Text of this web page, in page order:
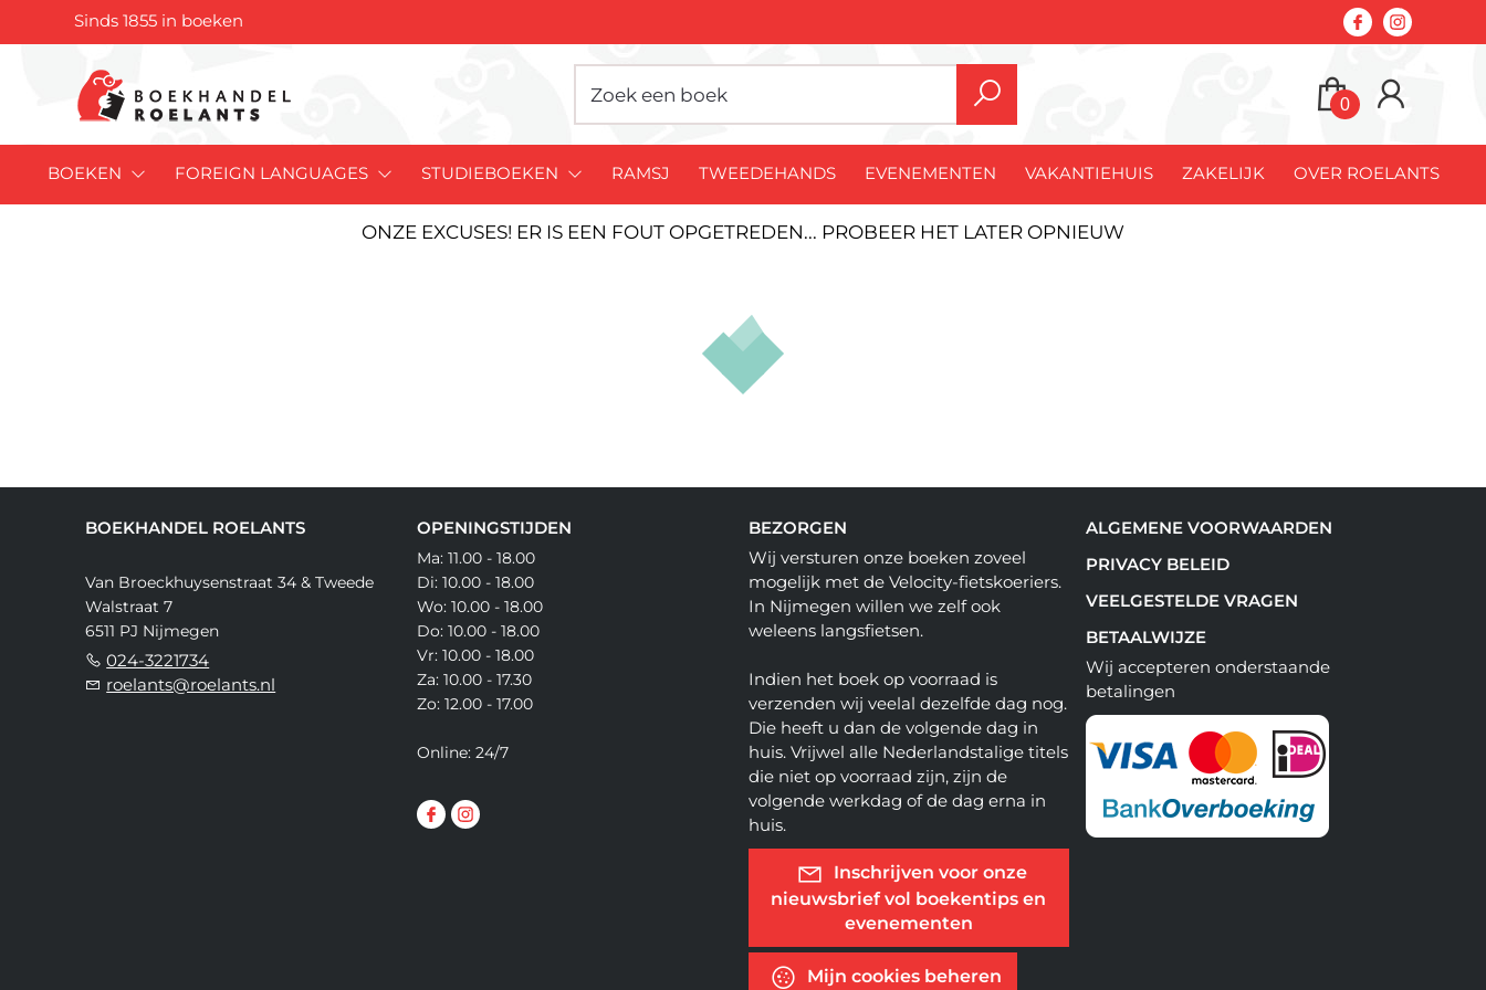
Sinds 1855 in boeken
0
BOEKEN FOREIGN LANGUAGES STUDIEBOEKEN RAMSJ TWEEDEHANDS EVENEMENTEN VAKANTIEHUIS ZAKELIJK OVER ROELANTS
ONZE EXCUSES! ER IS EEN FOUT OPGETREDEN... PROBEER HET LATER OPNIEUW
BOEKHANDEL ROELANTS
Van Broeckhuysenstraat 34 & Tweede
Walstraat 7
6511 PJ Nijmegen
024-3221734
roelants@roelants.nl
OPENINGSTIJDEN
Ma: 11.00 - 18.00
Di: 10.00 - 18.00
Wo: 10.00 - 18.00
Do: 10.00 - 18.00
Vr: 10.00 - 18.00
Za: 10.00 - 17.30
Zo: 12.00 - 17.00
Online: 24/7
BEZORGEN
Wij versturen onze boeken zoveel
mogelijk met de Velocity-fietskoeriers.
In Nijmegen willen we zelf ook
weleens langsfietsen.
Indien het boek op voorraad is
verzenden wij veelal dezelfde dag nog.
Die heeft u dan de volgende dag in
huis. Vrijwel alle Nederlandstalige titels
die niet op voorraad zijn, zijn de
volgende werkdag of de dag erna in
huis.
Inschrijven voor onze
nieuwsbrief vol boekentips en
evenementen
Mijn cookies beheren
ALGEMENE VOORWAARDEN
PRIVACY BELEID
VEELGESTELDE VRAGEN
BETAALWIJZE
Wij accepteren onderstaande
betalingen